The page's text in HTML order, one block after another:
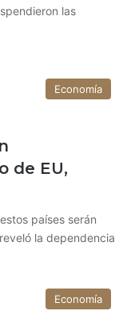
las
Economía
de EU,
países serán
la dependencia
Economía